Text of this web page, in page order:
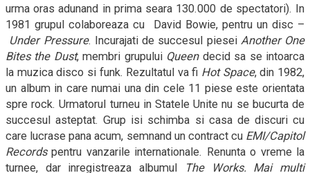
urma oras adunand in prima seara 130.000 de spectatori). In
1981 grupul colaboreaza cu
David Bowie, pentru un disc –
Under Pressure. Incurajati de succesul piesei Another One
Bites the Dust, membri grupului Queen decid sa se intoarca
la muzica disco si funk. Rezultatul va fi Hot Space, din 1982,
un album in care numai una din cele 11 piese este orientata
spre rock. Urmatorul turneu in Statele Unite nu se bucurta de
succesul asteptat. Grup isi schimba si casa de discuri cu
care lucrase pana acum, semnand un contract cu EMI/Capitol
Recordspentru vanzarile internationale. Renunta o vreme la
turnee, dar inregistreaza albumul
The Works. Mai multi